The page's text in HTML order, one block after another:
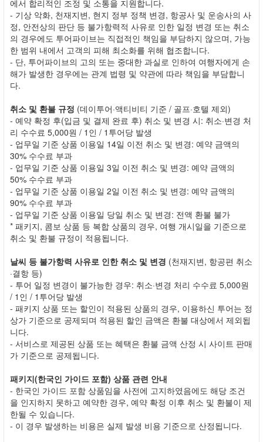
에서 합리적인 조정 및 소통을 지원합니다.
- 기상 악화, 천재지변, 현지 정부 정책 변경, 항공사 및 운송사의 사
정, 안전상의 판단 등 불가항력적 사유로 인한 일정 변경 또는 취소
의 경우에도 투어파이브는 직접적인 책임을 부담하지 않으며, 가능
한 범위 내에서 고객의 피해 최소화를 위해 협조합니다.
- 단, 투어파이브의 고의 또는 중대한 과실로 인하여 여행자에게 손
해가 발생한 경우에는 관계 법령 및 약관에 따라 책임을 부담합니
다.
취소 및 환불 규정 (데이투어·액티비티 기준 / 골프·호텔 제외)
- 예약 확정 후(입금 및 결제 완료 후) 취소 및 변경 시: 취소·변경 처
리 수수료 5,000원 / 1인 / 1투어당 발생
- 업무일 기준 상품 이용일 14일 이전 취소 및 변경: 예약 금액의
30% 수수료 부과
- 업무일 기준 상품 이용일 3일 이전 취소 및 변경: 예약 금액의
50% 수수료 부과
- 업무일 기준 상품 이용일 2일 이전 취소 및 변경: 예약 금액의
90% 수수료 부과
- 업무일 기준 상품 이용일 당일 취소 및 변경: 전액 환불 불가
* 패키지, 콤보 상품 등 복합 상품의 경우, 여행 개시일을 기준으로
취소 및 환불 규정이 적용됩니다.
날씨 등 불가항력 사유로 인한 취소 및 변경 (천재지변, 항공편 취소
·결항 등)
- 투어 일정 변경이 불가능한 경우: 취소·변경 처리 수수료 5,000원
/ 1인 / 1투어당 발생
- 패키지 상품 또는 할인이 적용된 상품의 경우, 이용하신 투어는 정
상가 기준으로 공제되며 적용된 할인 금액은 환불 대상에서 제외됩
니다.
- 서비스로 제공된 상품 또는 혜택은 환불 금액 산정 시 사이트 판매
가 기준으로 공제됩니다.
패키지(한국인 가이드 포함) 상품 관련 안내
- 한국인 가이드 포함 상품임을 사전에 고지하였음에도 해당 조건
을 인지하지 못하고 예약한 경우, 예약 확정 이후 취소 및 환불이 제
한될 수 있습니다.
- 이 경우 발생하는 비용은 실제 발생 비용 기준으로 산정됩니다.